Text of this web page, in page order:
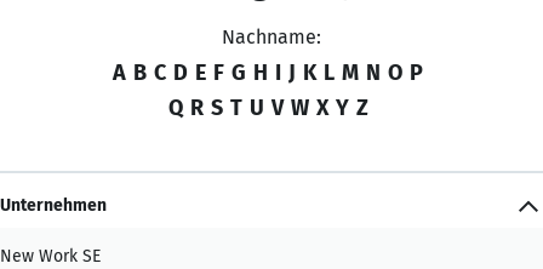
Nachname:
A B C D E F G H I J K L M N O P
Q R S T U V W X Y Z
Unternehmen
New Work SE